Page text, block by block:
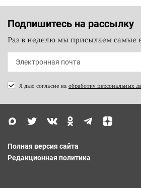
Подпишитесь на рассылку
Раз в неделю мы присылаем самые
Я даю согласие на обработку персональных
Полная версия сайта
Редакционная политика